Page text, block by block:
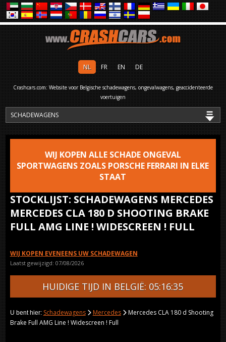
NL FR EN DE
Crashcars.com: Website voor Belgische schadewagens, ongevalwagens, geaccidenteerde
voertuigen
STOCKLIJST: SCHADEWAGENS MERCEDES
MERCEDES CLA 180 D SHOOTING BRAKE
FULL AMG LINE ! WIDESCREEN ! FULL
WIJ KOPEN ALLE SCHADE ONGEVAL
SPORTWAGENS ZOALS PORSCHE FERRARI IN ELKE
STAAT
WIJ KOPEN EVENEENS UW SCHADEWAGEN
Laatst gewijzigd: 07/08/2026
HUIDIGE TIJD IN BELGIË: 05:16:35
U bent hier: Schadewagens Mercedes
Mercedes CLA 180 d Shooting
Brake Full AMG Line ! Widescreen ! Full